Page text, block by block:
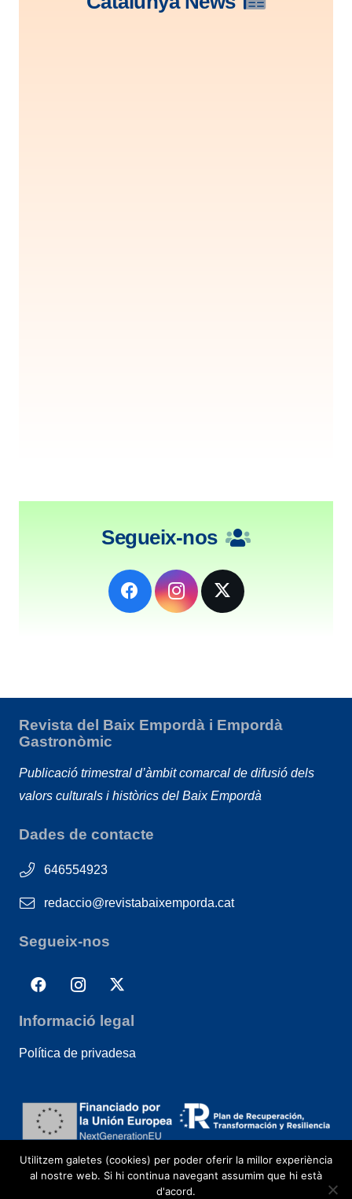
Segueix-nos
Revista del Baix Empordà i Empordà
Gastronòmic
Publicació trimestral d’àmbit comarcal de difusió dels
valors culturals i històrics del Baix Empordà
Dades de contacte
646554923
redaccio@revistabaixemporda.cat
Segueix-nos
Informació legal
Política de privadesa
Utilitzem galetes (cookies) per poder oferir la millor experiència
al nostre web. Si hi continua navegant assumim que hi està
d'acord.